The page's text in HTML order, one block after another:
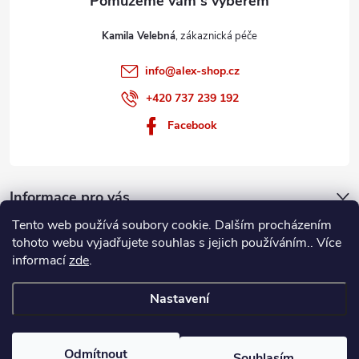
Tento web používá soubory cookie. Dalším procházením
tohoto webu vyjadřujete souhlas s jejich používáním.. Více
informacízde.
Nastavení
Odmítnout
Kamila Velebná
info@alex-shop.cz
+420 737 239 192
Facebook
Informace pro vás
Nákupní košík
0KS /0 KČ
Alex-shop. Všechna práva vyhrazena.